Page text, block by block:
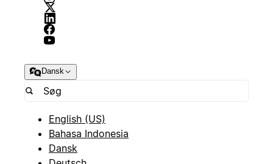
Dansk
English (US)
Bahasa Indonesia
Dansk